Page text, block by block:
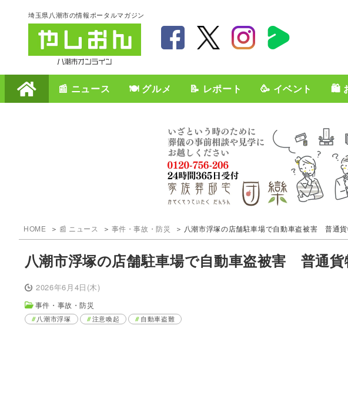
埼玉県八潮市の情報ポータルマガジン
📰 ニュース 🍽️ グルメ 📝 レポート 🥳 イベント 🛍️
HOME 📰 ニュース 事件・事故・防災 八潮市浮塚の店舗駐車場で自動車盗被害 普通
八潮市浮塚の店舗駐車場で自動車盗被害 普通
2026年6月4日(木)
事件・事故・防災
八潮市浮塚 注意喚起 自動車盗難